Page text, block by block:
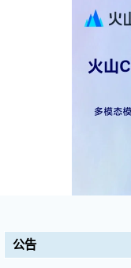
公告